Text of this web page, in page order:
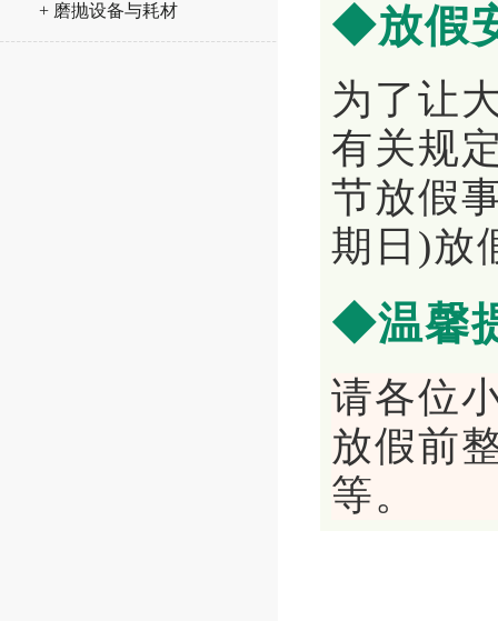
+ 磨抛设备与耗材 ◆放假
为了让
有关规
节放假
期日)放
◆温馨
请各位
放假前
等。